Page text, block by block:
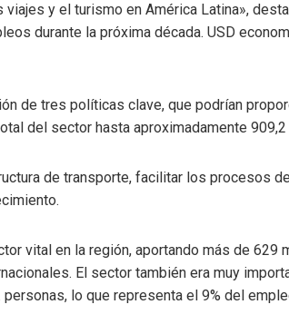
y el turismo en América Latina»,
durante la próxima década. USD
de tres políticas clave, que podrían
del sector hasta aproximadamente
de transporte, facilitar los procesos
vital en la región, aportando más de 629
El sector también era muy
lo que representa el 9% del